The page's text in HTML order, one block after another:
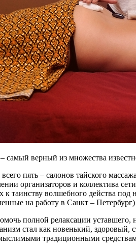
самый верный из множества
пять – салонов тайского
организаторов и коллектива
таинству волшебного действа под
на работу в Санкт –
полной релаксации уставшего,
стал как новенький,
традиционными